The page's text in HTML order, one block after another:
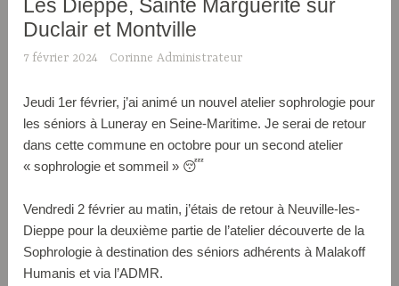
Les Dieppe, Sainte Marguerite sur
Duclair et Montville
7 février 2024 Corinne Administrateur
Jeudi 1er février, j’ai animé un nouvel atelier sophrologie pour
les séniors à Luneray en Seine-Maritime. Je serai de retour
dans cette commune en octobre pour un second atelier
« sophrologie et sommeil » 😴
Vendredi 2 février au matin, j’étais de retour à Neuville-les-
Dieppe pour la deuxième partie de l’atelier découverte de la
Sophrologie à destination des séniors adhérents à Malakoff
Humanis et via l’ADMR.